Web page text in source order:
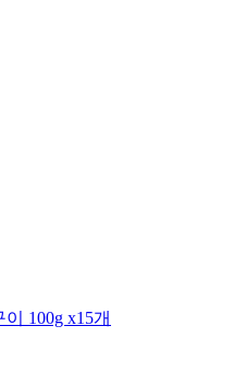
100g x15개